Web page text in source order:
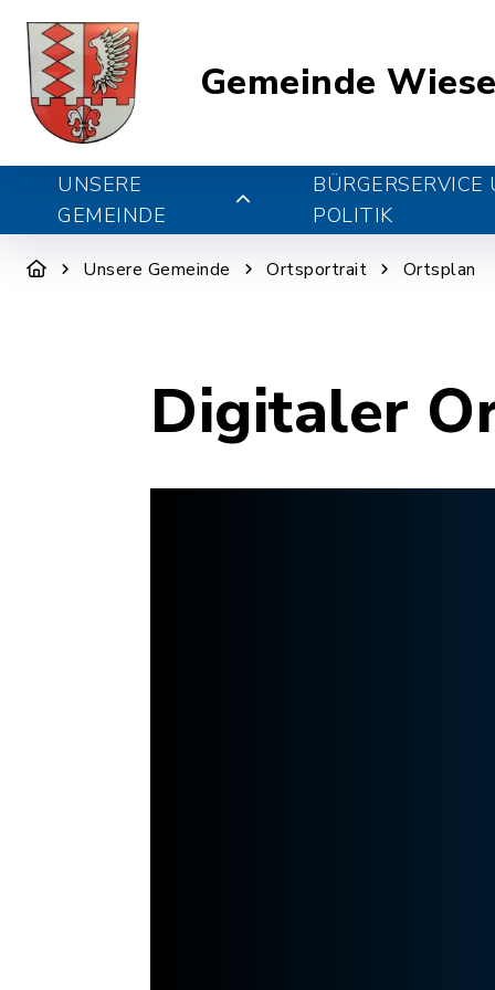
Gemeinde
UNSERE
GEMEINDE
BÜRGERSERVICE
POLITIK
Unsere Gemeinde Ortsportrait Ortsplan
Digitaler